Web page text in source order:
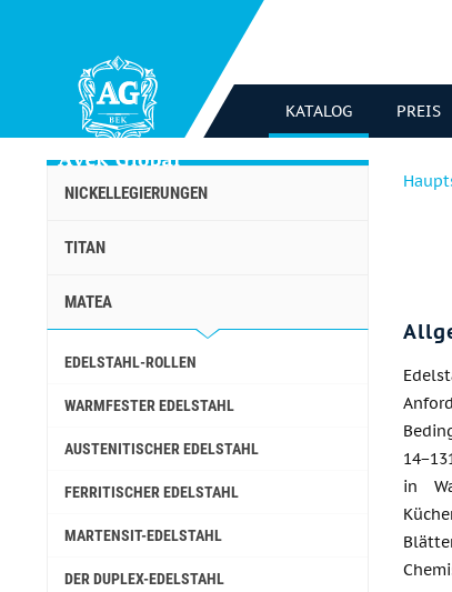
KATALOG PREIS
NICKELLEGIERUNGEN
TITAN
MATEA
EDELSTAHL-ROLLEN
WARMFESTER EDELSTAHL
AUSTENITISCHER EDELSTAHL
FERRITISCHER EDELSTAHL
MARTENSIT-EDELSTAHL
DER DUPLEX-EDELSTAHL
in